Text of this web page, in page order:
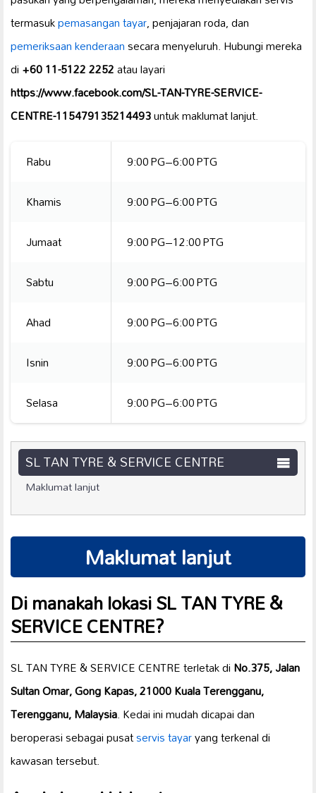
termasukpemasangan tayar, penjajaran roda, dan
pemeriksaan kenderaansecara menyeluruh. Hubungi mereka
di+60 11-5122 2252atau layari
https://www.facebook.com/SL-TAN-TYRE-SERVICE-
CENTRE-115479135214493untuk maklumat lanjut.
Rabu
9:00 PG–6:00 PTG
Khamis
9:00 PG–6:00 PTG
Jumaat
9:00 PG–12:00 PTG
Sabtu
9:00 PG–6:00 PTG
Ahad
9:00 PG–6:00 PTG
Isnin
9:00 PG–6:00 PTG
Selasa
9:00 PG–6:00 PTG
SL TAN TYRE & SERVICE CENTRE
Maklumat lanjut
Maklumat lanjut
Di manakah lokasi SL TAN TYRE &
SERVICE CENTRE?
SL TAN TYRE & SERVICE CENTRE terletak diNo.375, Jalan
Sultan Omar, Gong Kapas, 21000 Kuala Terengganu,
Terengganu, Malaysia. Kedai ini mudah dicapai dan
beroperasi sebagai pusatservis tayaryang terkenal di
kawasan tersebut.